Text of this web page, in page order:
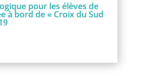
pour les élèves de
à bord de « Croix du Sud